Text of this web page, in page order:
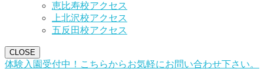
恵比寿校アクセス
上北沢校アクセス
五反田校アクセス
CLOSE
体験入園受付中！こちらからお気軽にお問い合わせ下さい。